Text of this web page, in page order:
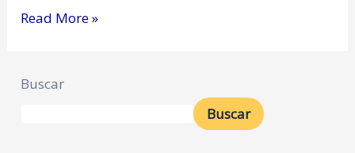
Read More »
Buscar
Buscar